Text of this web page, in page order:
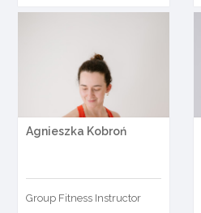
Agnieszka Kobroń
Group Fitness Instructor